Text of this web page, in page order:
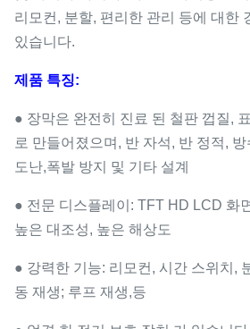
리모컨, 분할, 편리한 관리 등에 대한
있습니다.
제품 특징:
● 장막은 완전히 진료 된 철판 껍질,
로 만들어졌으며, 반 자석, 반 정적,
도난,폭발 방지 및 기타 설계
● 전문 디스플레이: TFT HD LCD 화
높은 대조성, 높은 해상도
● 강력한 기능: 리모컨, 시간 스위치,
동 재생; 루프 재생,등